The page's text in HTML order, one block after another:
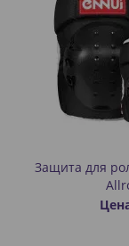
Защита для